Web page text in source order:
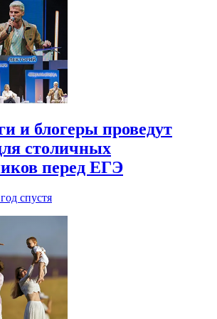
и блогеры проведут
столичных
перед ЕГЭ
спустя